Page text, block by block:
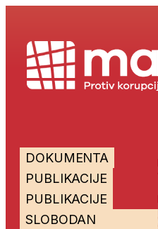
DOKUMENTA
PUBLIKACIJE
PUBLIKACIJE
SLOBODAN